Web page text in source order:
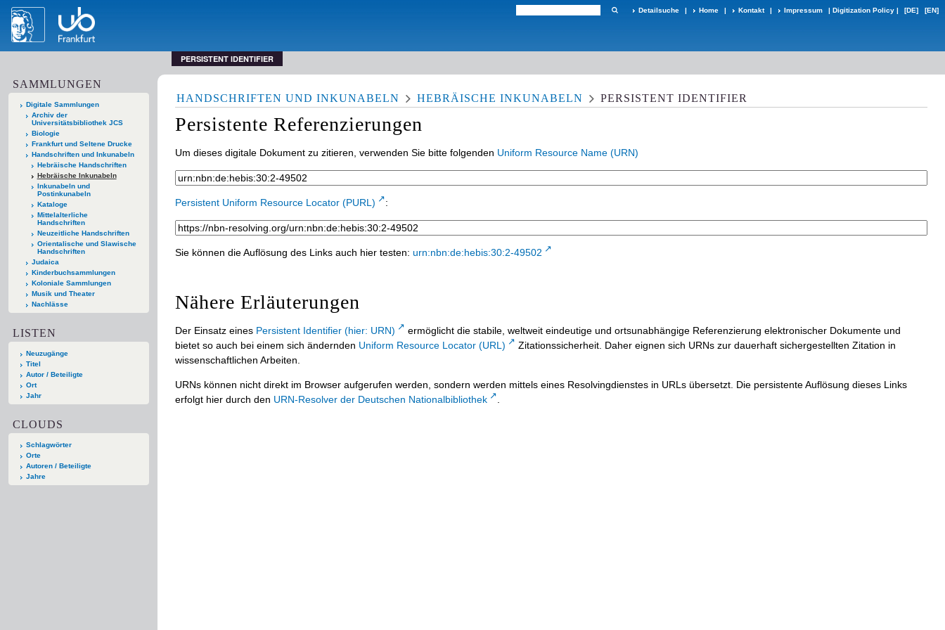
Detailsuche | Home | Kontakt | Impressum | Digitization Policy | [DE] [EN]
PERSISTENT IDENTIFIER
SAMMLUNGEN
Digitale Sammlungen
Archiv der
Universitätsbibliothek JCS
Biologie
Frankfurt und Seltene Drucke
Handschriften und Inkunabeln
Hebräische Handschriften
Hebräische Inkunabeln
Inkunabeln und
Postinkunabeln
Kataloge
Mittelalterliche
Handschriften
Neuzeitliche Handschriften
Orientalische und Slawische
Handschriften
Judaica
Kinderbuchsammlungen
Koloniale Sammlungen
Musik und Theater
Nachlässe
LISTEN
Neuzugänge
Titel
Autor / Beteiligte
Ort
Jahr
CLOUDS
Schlagwörter
Orte
Autoren / Beteiligte
Jahre
HANDSCHRIFTEN UND INKUNABELN HEBRÄISCHE INKUNABELN PERSISTENT IDENTIFIER
Persistente Referenzierungen
Um dieses digitale Dokument zu zitieren, verwenden Sie bitte folgenden Uniform Resource Name (URN)
Persistent Uniform Resource Locator (PURL) :
Sie können die Auflösung des Links auch hier testen: urn:nbn:de:hebis:30:2-49502
Nähere Erläuterungen
Der Einsatz eines Persistent Identifier (hier: URN)
ermöglicht die stabile, weltweit eindeutige und ortsunabhängige Referenzierung elektronischer Dokumente und
bietet so auch bei einem sich ändernden Uniform Resource Locator (URL)
Zitationssicherheit. Daher eignen sich URNs zur dauerhaft sichergestellten Zitation in
wissenschaftlichen Arbeiten.
URNs können nicht direkt im Browser aufgerufen werden, sondern werden mittels eines Resolvingdienstes in URLs übersetzt. Die persistente Auflösung dieses Links
erfolgt hier durch den URN-Resolver der Deutschen Nationalbibliothek